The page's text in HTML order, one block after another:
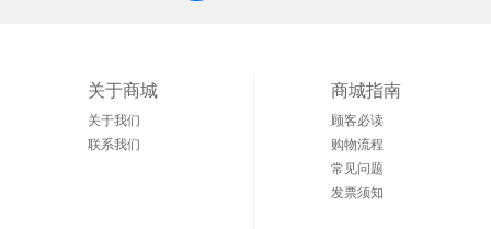
关于商城
关于我们
联系我们
商城指南
顾客必读
购物流程
常见问题
发票须知